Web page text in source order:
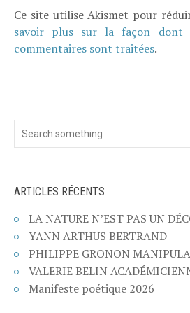
Ce site utilise Akismet pour
savoir plus sur la façon dont
commentaires sont traitées.
ARTICLES RÉCENTS
LA NATURE N’EST PAS UN
YANN ARTHUS BERTRAND
PHILIPPE GRONON
VALERIE BELIN
Manifeste poétique 2026